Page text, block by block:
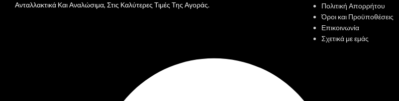
Ανταλλακτικά Και Αναλώσιμα, Στις Καλύτερες Τιμές Της Αγοράς.
Πολιτική Απορρήτου
Όροι και Προϋποθέσεις
Επικοινωνία
Σχετικά με εμάς